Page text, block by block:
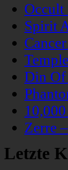
Occult
Spirit
Din Of
Zerre
Letzte